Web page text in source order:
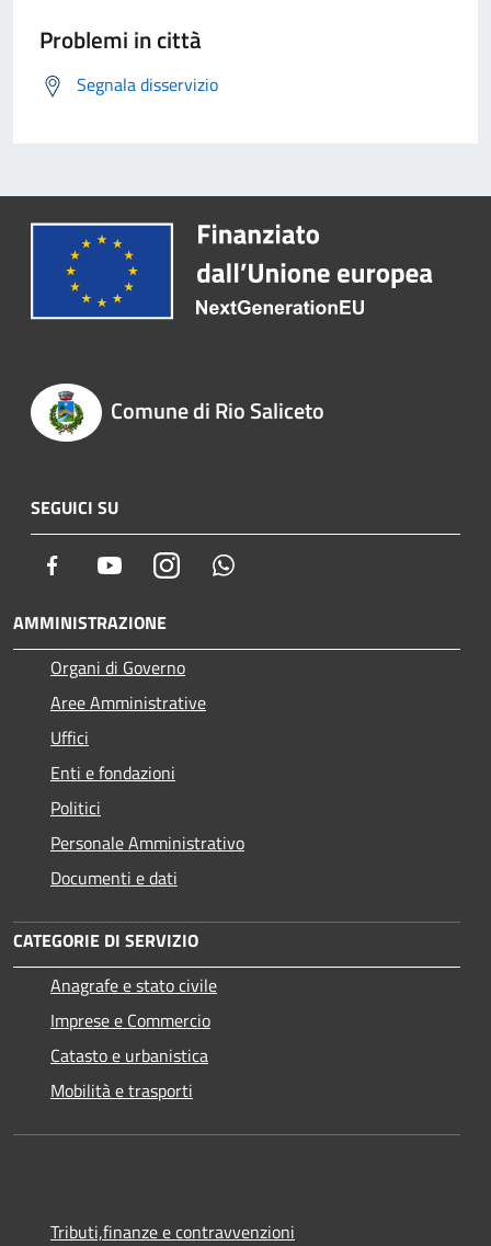
Problemi in città
Segnala disservizio
Comune di Rio Saliceto
SEGUICI SU
Facebook YoutubeInstagram
AMMINISTRAZIONE
Organi di Governo
Aree Amministrative
Uffici
Enti e fondazioni
Politici
Personale Amministrativo
Documenti e dati
CATEGORIE DI SERVIZIO
Anagrafe e stato civile
Imprese e Commercio
Catasto e urbanistica
Mobilità e trasporti
Tributi,finanze e contravvenzioni